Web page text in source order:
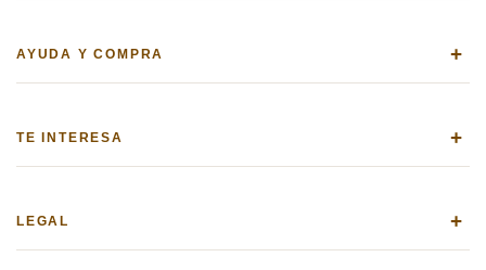
AYUDA Y COMPRA +
TE INTERESA +
LEGAL +